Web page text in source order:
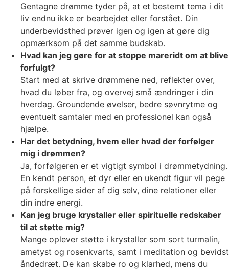
Gentagne drømme tyder på, at et bestemt tema i dit
liv endnu ikke er bearbejdet eller forstået. Din
underbevidsthed prøver igen og igen at gøre dig
opmærksom på det samme budskab.
Hvad kan jeg gøre for at stoppe mareridt om at blive
forfulgt?
Start med at skrive drømmene ned, reflekter over,
hvad du løber fra, og overvej små ændringer i din
hverdag. Groundende øvelser, bedre søvnrytme og
eventuelt samtaler med en professionel kan også
hjælpe.
Har det betydning, hvem eller hvad der forfølger
mig i drømmen?
Ja, forfølgeren er et vigtigt symbol i drømmetydning.
En kendt person, et dyr eller en ukendt figur vil pege
på forskellige sider af dig selv, dine relationer eller
din indre energi.
Kan jeg bruge krystaller eller spirituelle redskaber
til at støtte mig?
Mange oplever støtte i krystaller som sort turmalin,
ametyst og rosenkvarts, samt i meditation og bevidst
åndedræt. De kan skabe ro og klarhed, mens du